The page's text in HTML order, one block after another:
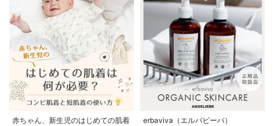
赤ちゃん、新生児のはじめての肌着
erbaviva（エルバビーバ）